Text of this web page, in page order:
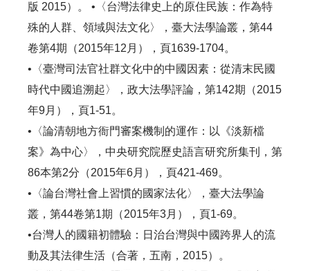
版 2015）。 •〈台灣法律史上的原住民族：作為特
殊的人群、領域與法文化〉，臺大法學論叢，第44
卷第4期（2015年12月），頁1639-1704。
•〈臺灣司法官社群文化中的中國因素：從清末民國
時代中國追溯起〉，政大法學評論，第142期（2015
年9月），頁1-51。
•〈論清朝地方衙門審案機制的運作：以《淡新檔
案》為中心〉，中央研究院歷史語言研究所集刊，第
86本第2分（2015年6月），頁421-469。
•〈論台灣社會上習慣的國家法化〉，臺大法學論
叢，第44卷第1期（2015年3月），頁1-69。
•台灣人的國籍初體驗：日治台灣與中國跨界人的流
動及其法律生活（合著，五南，2015）。